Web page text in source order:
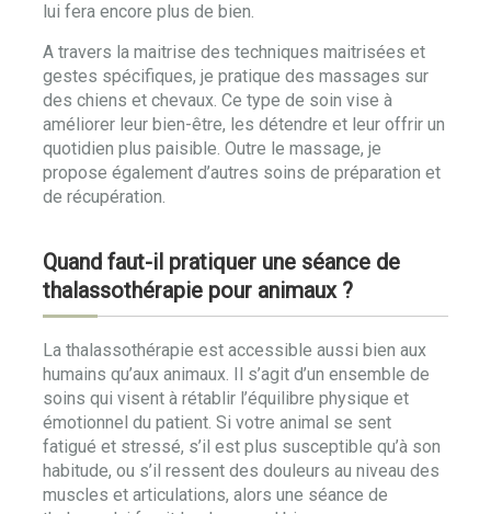
lui fera encore plus de bien.
A travers la maitrise des techniques maitrisées et
gestes spécifiques, je pratique des massages sur
des chiens et chevaux. Ce type de soin vise à
améliorer leur bien-être, les détendre et leur offrir un
quotidien plus paisible. Outre le massage, je
propose également d’autres soins de préparation et
de récupération.
Quand faut-il pratiquer une séance de
thalassothérapie pour animaux ?
La thalassothérapie est accessible aussi bien aux
humains qu’aux animaux. Il s’agit d’un ensemble de
soins qui visent à rétablir l’équilibre physique et
émotionnel du patient. Si votre animal se sent
fatigué et stressé, s’il est plus susceptible qu’à son
habitude, ou s’il ressent des douleurs au niveau des
muscles et articulations, alors une séance de